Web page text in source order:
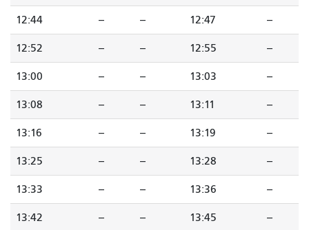
12:44 -- -- 12:47 --
12:52 -- -- 12:55 --
13:00 -- -- 13:03 --
13:08 -- -- 13:11 --
13:16 -- -- 13:19 --
13:25 -- -- 13:28 --
13:33 -- -- 13:36 --
13:42 -- -- 13:45 --